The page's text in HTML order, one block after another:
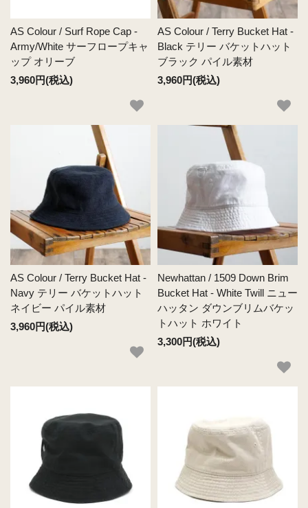
AS Colour / Surf Rope Cap -
Army/White サーフロープキャ
ップ オリーブ
3,960円(税込)
AS Colour / Terry Bucket Hat -
Black テリー バケットハット
ブラック パイル素材
3,960円(税込)
AS Colour / Terry Bucket Hat -
Navy テリー バケットハット
ネイビー パイル素材
3,960円(税込)
Newhattan / 1509 Down Brim
Bucket Hat - White Twill ニュー
ハッタン ダウンブリムバケッ
トハット ホワイト
3,300円(税込)